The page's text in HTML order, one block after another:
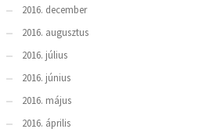
2016. december
2016. augusztus
2016. július
2016. június
2016. május
2016. április